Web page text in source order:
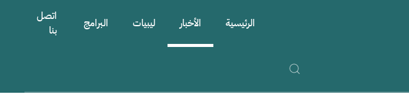
الرئيسية الأخبار ليبيات البرامج
اتصل
بنا